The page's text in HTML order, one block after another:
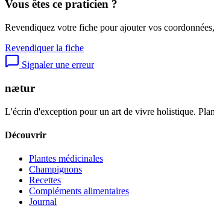
Vous êtes ce praticien ?
Revendiquez votre fiche pour ajouter vos
Revendiquer la fiche
Signaler une erreur
nætur
L'écrin d'exception pour un art de vivre holistique.
Découvrir
Plantes médicinales
Champignons
Recettes
Compléments alimentaires
Journal